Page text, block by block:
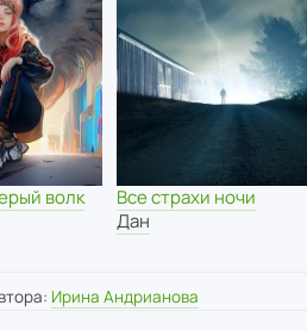
волк
Все страхи ночи
Дан
Ирина Андрианова